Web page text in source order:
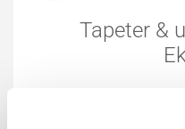
Tapeter &
Kom till vår stora
priser. Här hittar